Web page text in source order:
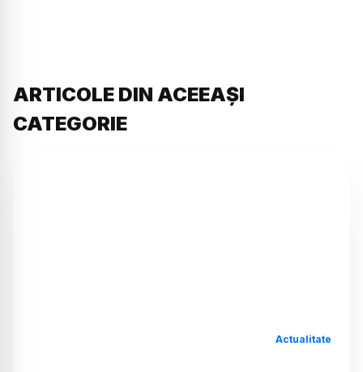
ARTICOLE DIN ACEEAȘI
CATEGORIE
Actualitate